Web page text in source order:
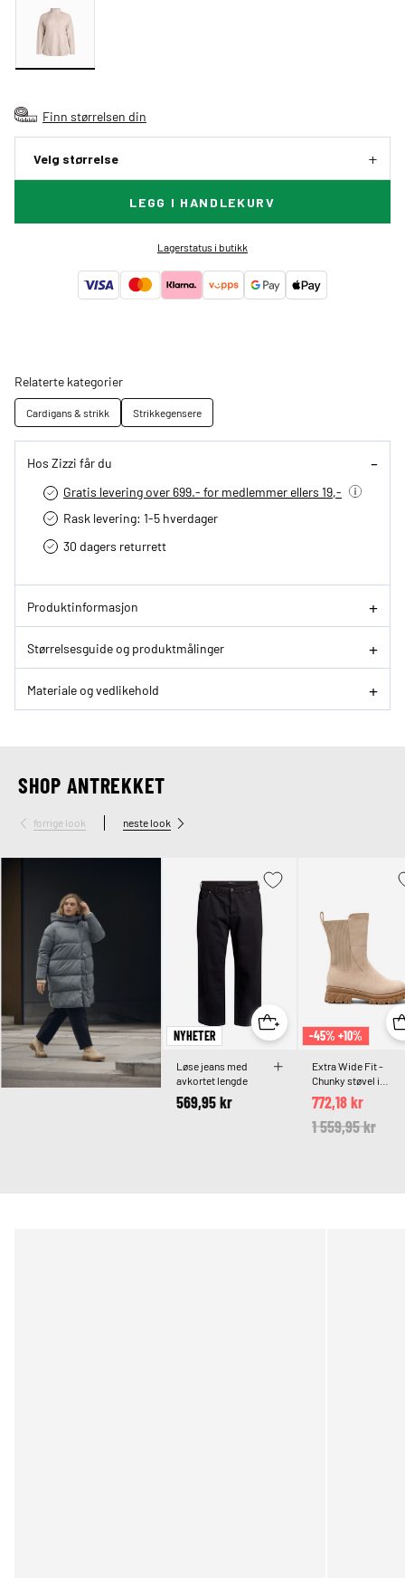
Finn størrelsen din
Velg størrelse
LEGG I HANDLEKURV
Lagerstatus i butikk
Relaterte kategorier
Cardigans & strikk Strikkegensere
Hos Zizzi får du
Gratis levering over 699.- for medlemmer ellers 19,-
Rask levering: 1-5 hverdager
30 dagers returrett
Produktinformasjon
Størrelsesguide og produktmålinger
Materiale og vedlikehold
SHOP ANTREKKET
forrige look neste look
NYHETER
Løse jeans med
avkortet lengde
569,95 kr
-45% +10%
Extra Wide Fit -
Chunky støvel i
imitert semsket
skinn
Price reduced
1 559,95 krto
772,18 kr